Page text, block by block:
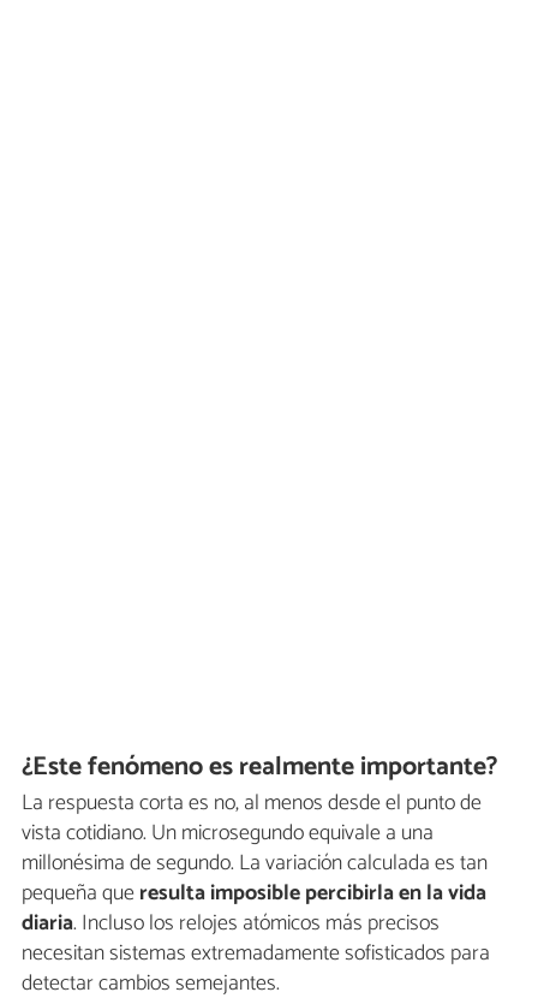
¿Este fenómeno es realmente importante?
La respuesta corta es no, al menos desde el punto de
vista cotidiano. Un microsegundo equivale a una
millonésima de segundo. La variación calculada es tan
pequeña queresulta imposible percibirla en la vida
diaria. Incluso los relojes atómicos más precisos
necesitan sistemas extremadamente sofisticados para
detectar cambios semejantes.